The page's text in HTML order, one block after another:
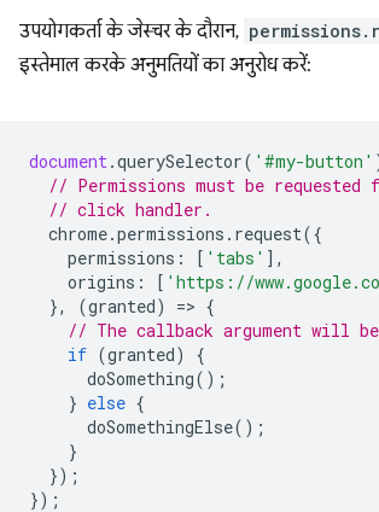
उपयोगकर्ता के जेस्चर के दौरान,
इस्तेमाल करके अनुमतियों का अनुरोध करें:
document.querySelector( '#my-button'
// Permissions must be
// click handler.
chrome.permissions . request({
permissions : [ 'tabs' ],
origins : [ 'https://
},
(granted) => {
// The callback argument will
if (granted)
{
doSomething();
} else {
doSomethingElse();
}
});
});